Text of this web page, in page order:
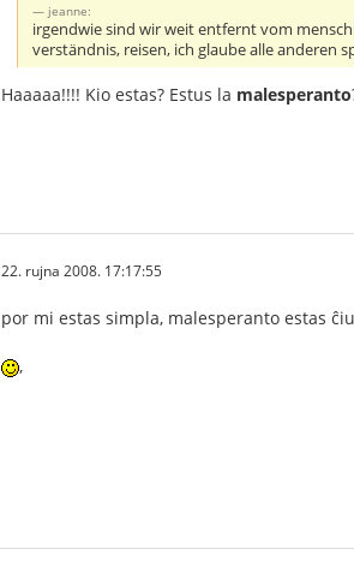
jeanne:
irgendwie sind wir weit entfernt vom
verständnis, reisen, ich glaube alle anderen
Haaaaa!!!! Kio estas? Estus la malesperanto
22. rujna 2008. 17:17:55
por mi estas simpla, malesperanto estas
,